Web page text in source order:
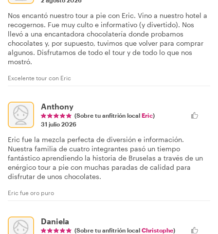
Nos encantó nuestro tour a pie con Eric. Vino a nuestro hotel a
recogernos. Fue muy culto e informativo (y divertido). Nos
llevó a una encantadora chocolatería donde probamos
chocolates y, por supuesto, tuvimos que volver para comprar
algunos. Disfrutamos de todo el tour y de todo lo que nos
mostró.
Excelente tour con Eric
Anthony
(Sobre tu anfitrión local Eric)
31 julio 2026
Eric fue la mezcla perfecta de diversión e información.
Nuestra familia de cuatro integrantes pasó un tiempo
fantástico aprendiendo la historia de Bruselas a través de un
enérgico tour a pie con muchas paradas de calidad para
disfrutar de unos chocolates.
Eric fue oro puro
Daniela
(Sobre tu anfitrión local Christophe)